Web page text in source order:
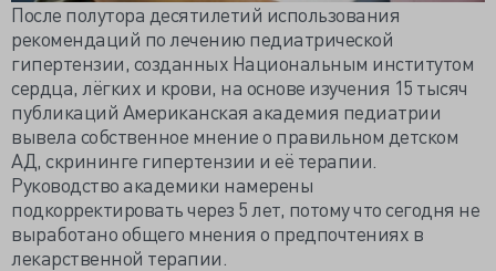
После полутора десятилетий использования
рекомендаций по лечению педиатрической
гипертензии, созданных Национальным институтом
сердца, лёгких и крови, на основе изучения 15 тысяч
публикаций Американская академия педиатрии
вывела собственное мнение о правильном детском
АД, скрининге гипертензии и её терапии.
Руководство академики намерены
подкорректировать через 5 лет, потому что сегодня не
выработано общего мнения о предпочтениях в
лекарственной терапии.